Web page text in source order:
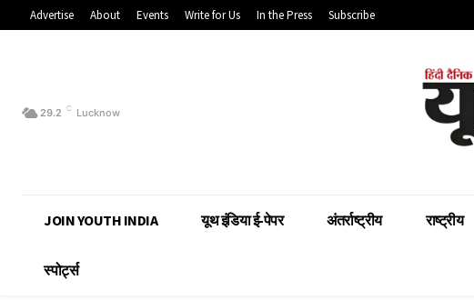
Advertise About Events Write for Us In the Press Subscribe
29.2 C Lucknow
JOIN YOUTH INDIA यूथ इंडिया ई-पेपर अंतर्राष्ट्रीय राष्ट्रीय
स्पोर्ट्स